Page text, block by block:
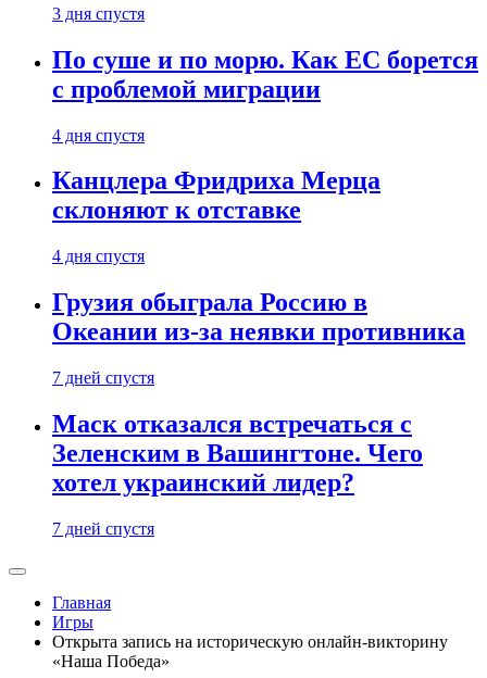
3 дня спустя
По суше и по морю. Как ЕС борется
с проблемой миграции
4 дня спустя
Канцлера Фридриха Мерца
склоняют к отставке
4 дня спустя
Грузия обыграла Россию в
Океании из-за неявки противника
7 дней спустя
Маск отказался встречаться с
Зеленским в Вашингтоне. Чего
хотел украинский лидер?
7 дней спустя
Главная
Игры
Открыта запись на историческую онлайн-викторину
«Наша Победа»